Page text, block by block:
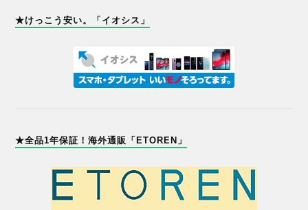
★けっこう安い。「イオシス」
★全品1年保証！海外通販「ETOREN」